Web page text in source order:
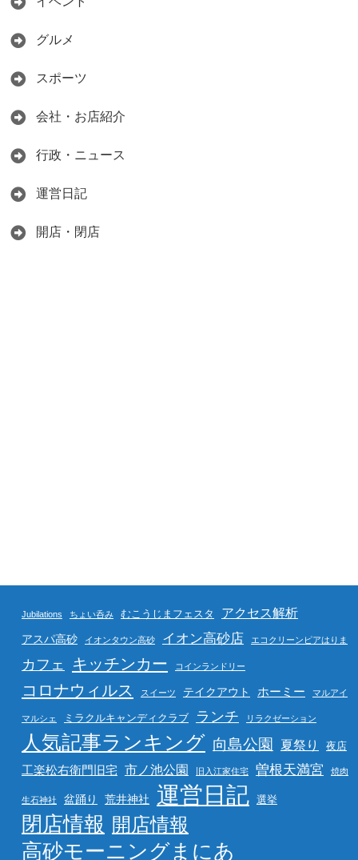
グルメ
スポーツ
会社・お店紹介
行政・ニュース
運営日記
開店・閉店
Jubilations ちょい呑み むこうじまフェスタ アクセス解析
アスパ高砂 イオンタウン高砂 イオン高砂店 エコクリーンピアはりま
カフェ キッチンカー コインランドリー
コロナウィルス スイーツ テイクアウト ホーミー マルアイ
マルシェ ミラクルキャンディクラブ ランチ リラクゼーション
人気記事ランキング 向島公園 夏祭り 夜店
工楽松右衛門旧宅 市ノ池公園 旧入江家住宅 曽根天満宮 焼肉
生石神社 盆踊り 荒井神社 運営日記 選挙
閉店情報 開店情報
高砂モーニングまにあ